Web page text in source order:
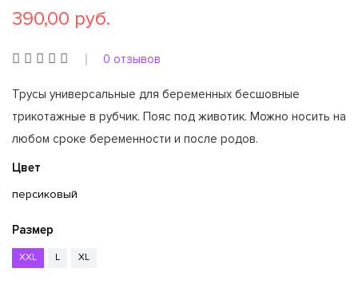
390,00 руб.
0 отзывов
Трусы универсальные для беременных бесшовные
трикотажные в рубчик. Пояс под животик. Можно носить на
любом сроке беременности и после родов.
Цвет
персиковый
Размер
XXL L XL